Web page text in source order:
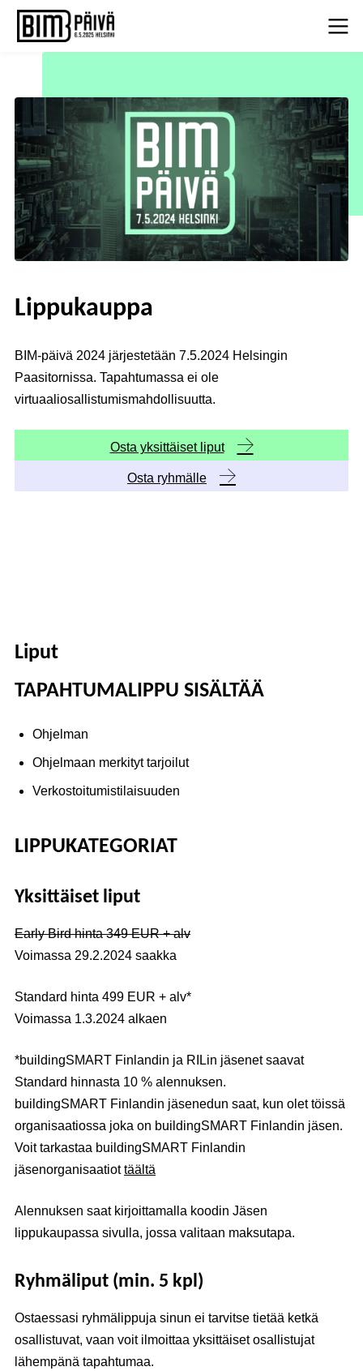
Lippukauppa
BIM-päivä 2024 järjestetään 7.5.2024 Helsingin
Paasitornissa. Tapahtumassa ei ole
virtuaaliosallistumismahdollisuutta.
Osta yksittäiset liput
Osta ryhmälle
Liput
TAPAHTUMALIPPU SISÄLTÄÄ
Ohjelman
Ohjelmaan merkityt tarjoilut
Verkostoitumistilaisuuden
LIPPUKATEGORIAT
Yksittäiset liput
Early Bird hinta 349 EUR + alv
Voimassa 29.2.2024 saakka
Standard hinta 499 EUR + alv*
Voimassa 1.3.2024 alkaen
*buildingSMART Finlandin ja RILin jäsenet saavat
Standard hinnasta 10 % alennuksen.
buildingSMART Finlandin jäsenedun saat, kun olet töissä
organisaatiossa joka on buildingSMART Finlandin jäsen.
Voit tarkastaa buildingSMART Finlandin
jäsenorganisaatiottäältä
Alennuksen saat kirjoittamalla koodin Jäsen
lippukaupassa sivulla, jossa valitaan maksutapa.
Ryhmäliput (min. 5 kpl)
Ostaessasi ryhmälippuja sinun ei tarvitse tietää ketkä
osallistuvat, vaan voit ilmoittaa yksittäiset osallistujat
lähempänä tapahtumaa.